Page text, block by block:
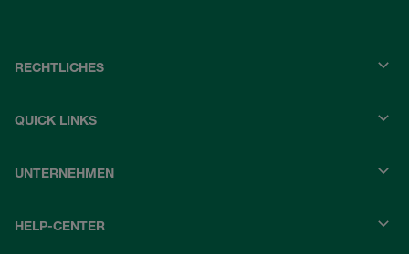
RECHTLICHES
QUICK LINKS
UNTERNEHMEN
HELP-CENTER